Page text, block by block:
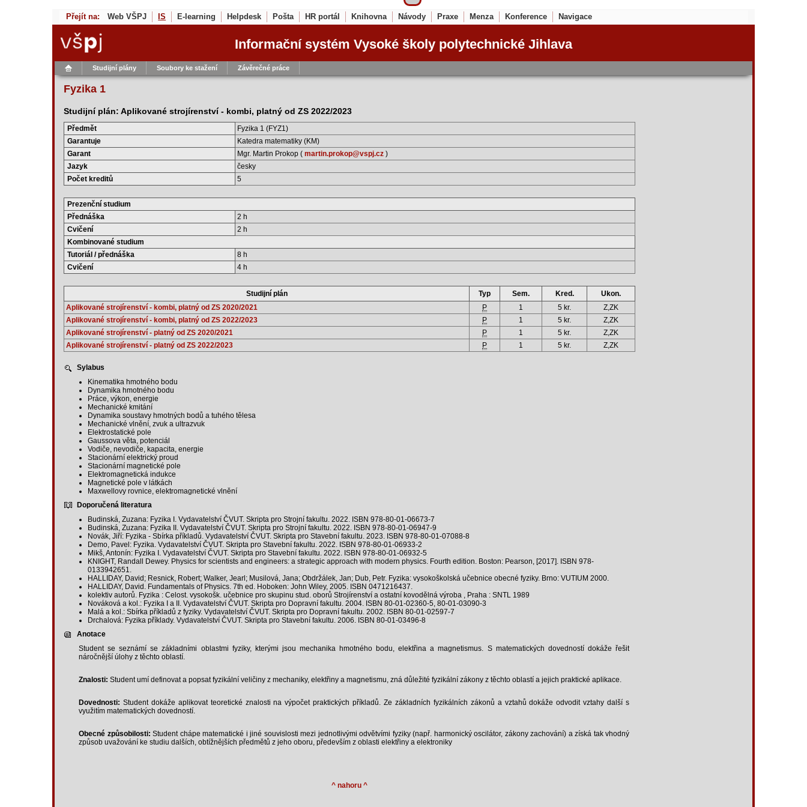
Přejít na: Web VŠPJ IS E-learning Helpdesk Pošta HR portál Knihovna Návody Praxe Menza Konference Navigace
Informační systém Vysoké školy polytechnické Jihlava
Studijní plány Soubory ke stažení Závěrečné práce
Fyzika 1
Studijní plán: Aplikované strojírenství - kombi, platný od ZS 2022/2023
Předmět
Fyzika 1 (FYZ1)
Garantuje
Katedra matematiky (KM)
Garant
Mgr. Martin Prokop ( martin.prokop@vspj.cz )
Jazyk
česky
Počet kreditů
5
Prezenční studium
Přednáška
2 h
Cvičení
2 h
Kombinované studium
Tutoriál / přednáška
8 h
Cvičení
4 h
Studijní plán Typ Sem. Kred.
Ukon.
Aplikované strojírenství - kombi, platný od ZS 2020/2021
P 1 5 kr.
Z,ZK
Aplikované strojírenství - kombi, platný od ZS 2022/2023
P 1 5 kr.
Z,ZK
Aplikované strojírenství - platný od ZS 2020/2021
P 1 5 kr.
Z,ZK
Aplikované strojírenství - platný od ZS 2022/2023
P 1 5 kr. Z,ZK
Sylabus
Kinematika hmotného bodu
Dynamika hmotného bodu
Práce, výkon, energie
Mechanické kmitání
Dynamika soustavy hmotných bodů a tuhého tělesa
Mechanické vlnění, zvuk a ultrazvuk
Elektrostatické pole
Gaussova věta, potenciál
Vodiče, nevodiče, kapacita, energie
Stacionární elektrický proud
Stacionární magnetické pole
Elektromagnetická indukce
Magnetické pole v látkách
Maxwellovy rovnice, elektromagnetické vlnění
Doporučená literatura
Budinská, Zuzana: Fyzika I. Vydavatelství ČVUT. Skripta pro Strojní fakultu. 2022. ISBN 978-80-01-06673-7
Budinská, Zuzana: Fyzika II. Vydavatelství ČVUT. Skripta pro Strojní fakultu. 2022. ISBN 978-80-01-06947-9
Novák, Jiří: Fyzika - Sbírka příkladů. Vydavatelství ČVUT. Skripta pro Stavební fakultu. 2023. ISBN 978-80-01-07088-8
Demo, Pavel: Fyzika. Vydavatelství ČVUT. Skripta pro Stavební fakultu. 2022. ISBN 978-80-01-06933-2
Mikš, Antonín: Fyzika I. Vydavatelství ČVUT. Skripta pro Stavební fakultu. 2022. ISBN 978-80-01-06932-5
KNIGHT, Randall Dewey. Physics for scientists and engineers: a strategic approach with modern physics. Fourth edition. Boston: Pearson, [2017]. ISBN 978-
0133942651.
HALLIDAY, David; Resnick, Robert; Walker, Jearl; Musilová, Jana; Obdržálek, Jan; Dub, Petr. Fyzika: vysokoškolská učebnice obecné fyziky. Brno: VUTIUM 2000.
HALLIDAY, David. Fundamentals of Physics. 7th ed. Hoboken: John Wiley, 2005. ISBN 0471216437.
kolektiv autorů. Fyzika : Celost. vysokošk. učebnice pro skupinu stud. oborů Strojírenství a ostatní kovodělná výroba , Praha : SNTL 1989
Nováková a kol.: Fyzika I a II. Vydavatelství ČVUT. Skripta pro Dopravní fakultu. 2004. ISBN 80-01-02360-5, 80-01-03090-3
Malá a kol.: Sbírka příkladů z fyziky. Vydavatelství ČVUT. Skripta pro Dopravní fakultu. 2002. ISBN 80-01-02597-7
Drchalová: Fyzika příklady. Vydavatelství ČVUT. Skripta pro Stavební fakultu. 2006. ISBN 80-01-03496-8
Anotace
Student se seznámí se základními oblastmi fyziky, kterými jsou mechanika hmotného bodu, elektřina a magnetismus. S matematických dovedností dokáže řešit
náročnější úlohy z těchto oblastí.
Znalosti: Student umí definovat a popsat fyzikální veličiny z mechaniky, elektřiny a magnetismu, zná důležité fyzikální zákony z těchto oblastí a jejich praktické aplikace.
Dovednosti: Student dokáže aplikovat teoretické znalosti na výpočet praktických příkladů. Ze základních fyzikálních zákonů a vztahů dokáže odvodit vztahy další s
využitím matematických dovedností.
Obecné způsobilosti: Student chápe matematické i jiné souvislosti mezi jednotlivými odvětvími fyziky (např. harmonický oscilátor, zákony zachování) a získá tak vhodný
způsob uvažování ke studiu dalších, obtížnějších předmětů z jeho oboru, především z oblasti elektřiny a elektroniky
^ nahoru ^